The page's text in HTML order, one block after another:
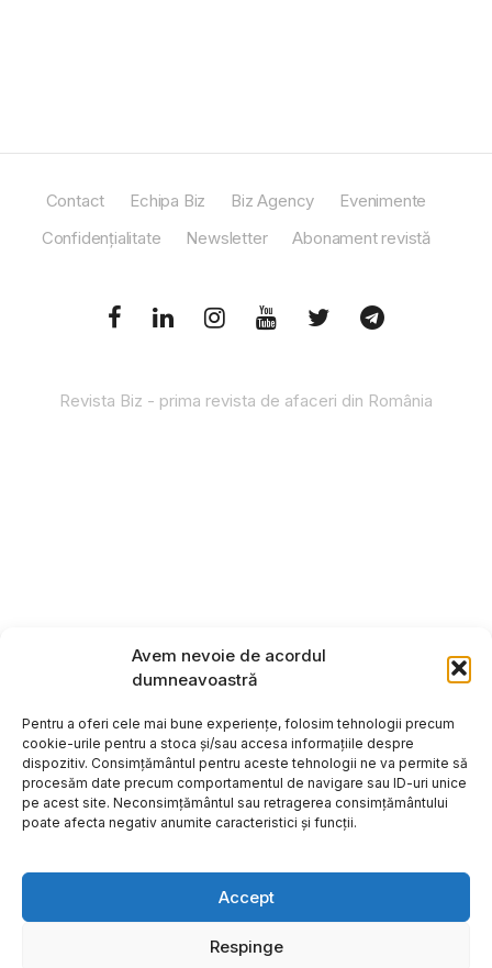
Avem nevoie de acordul
dumneavoastră
Pentru a oferi cele mai bune experiențe, folosim tehnologii precum
cookie-urile pentru a stoca și/sau accesa informațiile despre
dispozitiv. Consimțământul pentru aceste tehnologii ne va permite să
procesăm date precum comportamentul de navigare sau ID-uri unice
pe acest site. Neconsimțământul sau retragerea consimțământului
poate afecta negativ anumite caracteristici și funcții.
Accept
Respinge
Contact Echipa Biz Biz Agency
Evenimente
Confidențialitate
Newsletter Abonament revistă
Revista Biz - prima revista de afaceri din România
Copyright ©2026